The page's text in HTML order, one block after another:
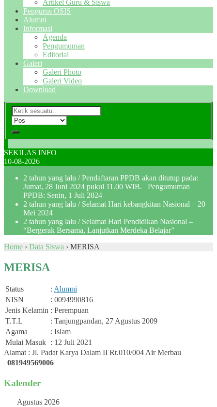
Artikel Guru & Siswa
Pengurus OSIS
Alumni
Informasi
Agenda
Pengumuman
Editorial
Galeri
Galeri Photo
Galeri Video
Download
SEKILAS INFO
10-08-2026
2 tahun yang lalu / Pendaftaran PPDB akan ditutup pada:
Jumat, 28 Juni 2024 pukul 11.00 WIB. Pengumuman
PPDB: Senin, 1 Juli 2024
2 tahun yang lalu / Selamat Hari kebangkitan Nasional – 20
Mei 2024
2 tahun yang lalu / Selamat Hari Pendidikan Nasional –
“Bergerak Bersama, Lanjutkan Merdeka Belajar”
Home › Data Siswa › MERISA
MERISA
Status : Alumni
NISN
: 0094990816
Jenis Kelamin : Perempuan
T.T.L
: Tanjungpandan, 27 Agustus 2009
Agama
: Islam
Mulai Masuk : 12 Juli 2021
Alamat : Jl. Padat Karya Dalam II Rt.010/004 Air Merbau
081949569006
Kalender
Agustus 2026